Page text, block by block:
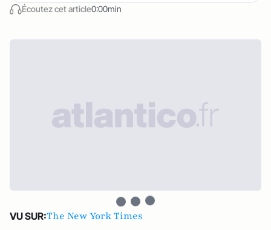
Écoutez cet article0:00min
VU SUR:The New York Times